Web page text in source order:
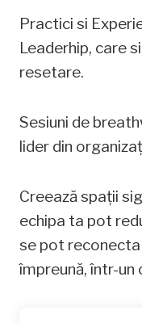
Practici si
Leaderhip, care
resetare.
Sesiuni de
lider din
Creează spații
echipa ta pot
se pot
împreună, într-un